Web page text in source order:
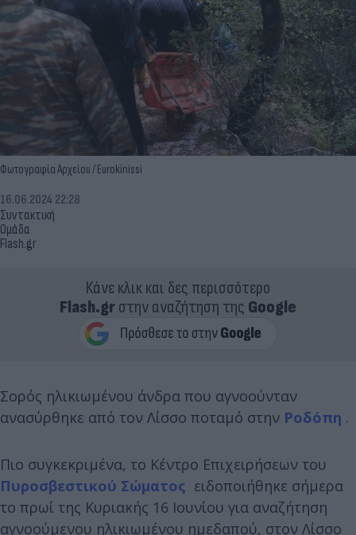
Φωτογραφία Αρχείου / Eurokinissi
Συντακτική
Ομάδα
Flash.gr
16.06.2024 22:28
Κάνε κλικ και δες περισσότερο
Flash.grστην αναζήτηση της Google
Σορός ηλικιωμένου άνδρα που αγνοούνταν
ανασύρθηκε από τον Λίσσο ποταμό στην Ροδόπη .
Πιο συγκεκριμένα, το Κέντρο Επιχειρήσεων του
Πυροσβεστικού Σώματος ειδοποιήθηκε σήμερα
το πρωί της Κυριακής 16 Ιουνίου για αναζήτηση
αγνοούμενου ηλικιωμένου ημεδαπού, στον Λίσσο